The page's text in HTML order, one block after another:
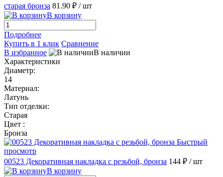
старая бронза 81.90 ₽ / шт
В корзину
Подробнее
Купить в 1 клик Сравнение
В избранное
В наличии
Характеристики
Диаметр:
14
Материал:
Латунь
Тип отделки:
Старая
Цвет :
Бронза
Быстрый
просмотр
00523 Декоративная накладка с резьбой, бронза 144 ₽ / шт
В корзину